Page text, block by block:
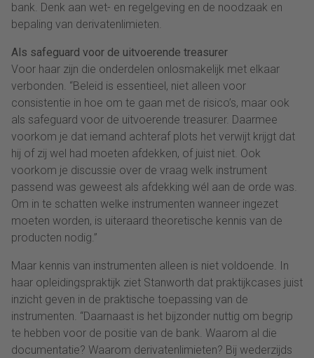
bank. Denk aan wet- en regelgeving en de noodzaak en
bepaling van derivatenlimieten.
Als safeguard voor de uitvoerende treasurer
Voor haar zijn die onderdelen onlosmakelijk met elkaar
verbonden. “Beleid is essentieel, niet alleen voor
consistentie in hoe om te gaan met de risico’s, maar ook
als safeguard voor de uitvoerende treasurer. Daarmee
voorkom je dat iemand achteraf plots het verwijt krijgt dat
hij of zij wel had moeten afdekken, of juist niet. Ook
voorkom je discussie over de vraag welk instrument
passend was geweest als afdekking wél aan de orde was.
Om in te schatten welke instrumenten wanneer ingezet
moeten worden, is uiteraard theoretische kennis van de
producten nodig.”
Maar kennis van instrumenten alleen is niet voldoende. In
haar opleidingspraktijk ziet Stanworth dat praktijkcases juist
inzicht geven in de praktische toepassing van de
instrumenten. “Daarnaast is het bijzonder nuttig om begrip
te hebben voor de positie van de bank. Waarom al die
documentatie? Waarom derivatenlimieten? Bij wederzijds